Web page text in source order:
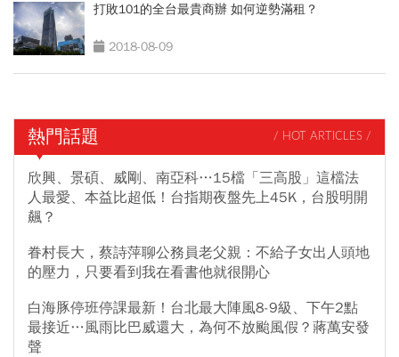
打敗101的全台最貴商辦 如何逆勢滿租？
2018-08-09
熱門話題 / HOT ARTICLES /
欣興、景碩、威剛、南亞科…15檔「三高股」這檔法
人最愛、本益比超低！台指期夜盤先上45K，台股明開
飆？
眷村長大，蔡詩萍聊公務員老父親：不給子女出人頭地
的壓力，只要看到我在看書他就很開心
白海豚停班停課最新！台北最大陣風8-9級、下午2點
最接近…風雨比巴威還大，為何不放颱風假？蔣萬安發
聲